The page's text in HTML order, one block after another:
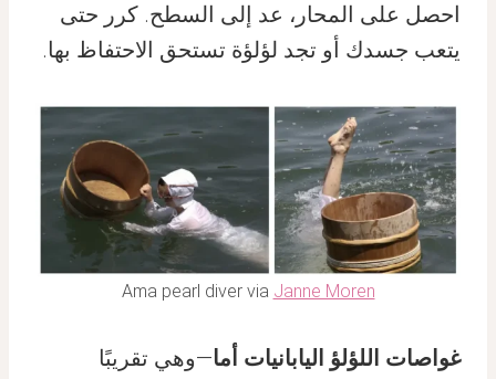
احصل على المحار، عد إلى السطح. كرر حتى
يتعب جسدك أو تجد لؤلؤة تستحق الاحتفاظ بها.
Ama pearl diver via Janne Moren
غواصات اللؤلؤ اليابانيات أما—وهي تقريبًا